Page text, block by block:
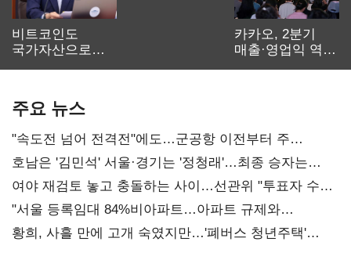
비트코인도
국가자산으로…'
카카오, 2분기
매출·영업익 역대
주요 뉴스
"속도전 넘어 전격전"에도…군공항 이전부터 주
52시간까지 '뇌관'
호남은 '김민석' 서울·경기는 '정청래'…최종 승자는
'안갯속'
여야 재검토 놓고 충돌하는 사이…선관위 "투표자 수
오차 당연"
"서울 등록임대 84%비아파트…아파트 규제와
달리해야"
황희, 사흘 만에 고개 숙였지만…'폐버스 청년주택'